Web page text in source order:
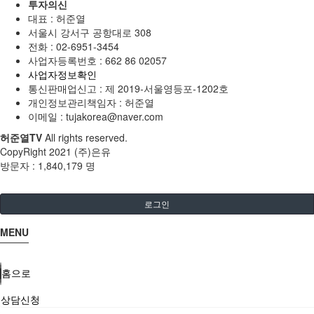
투자의신
대표 : 허준열
서울시 강서구 공항대로 308
전화 : 02-6951-3454
사업자등록번호 : 662 86 02057
사업자정보확인
통신판매업신고 : 제 2019-서울영등포-1202호
개인정보관리책임자 : 허준열
이메일 : tujakorea@naver.com
허준열TV All rights reserved.
CopyRight 2021 (주)은유
방문자 : 1,840,179 명
로그인
MENU
홈으로
상담신청